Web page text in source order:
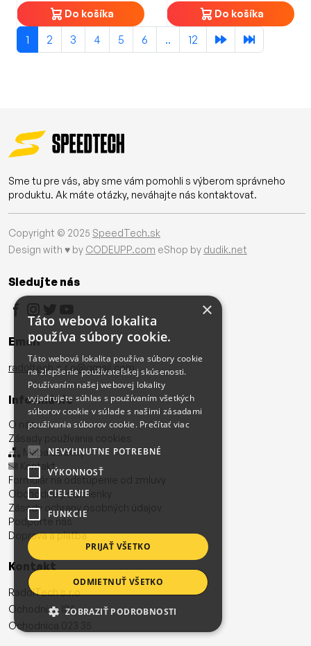
Do košíka Do košíka
1 2 3 4 5 6 .. 12
Sme tu pre vás, aby sme vám pomohli s výberom správneho
produktu. Ak máte otázky, neváhajte nás kontaktovať.
Copyright © 2025 SpeedTech.sk
Design with ♥ by CODEUPP.com eShop by dudik.net
Sledujte nás
Email
radoltech.s.r.o@gmail.com
Informácie
O nás
Zásady používania cookies
Mapa stránky
Kontakt
Formulár na odstúpenie od zmluvy
Obchodné podmienky
Zásady ochrany osobných údajov
Podporte nás
Doprava a platba
Kontakt
RadolTech s.r.o
Ochodnica 185
Ochodnica 023 35
×
Táto webová lokalita
používa súbory cookie.
Táto webová lokalita používa súbory cookie
na zlepšenie používateľskej skúsenosti.
Používaním našej webovej lokality
vyjadrujete súhlas s používaním všetkých
súborov cookie v súlade s našimi zásadami
používania súborov cookie. Prečítať viac
NEVYHNUTNE POTREBNÉ
VÝKONNOSŤ
CIELENIE
FUNKCIE
PRIJAŤ VŠETKO
ODMIETNUŤ VŠETKO
ZOBRAZIŤ PODROBNOSTI